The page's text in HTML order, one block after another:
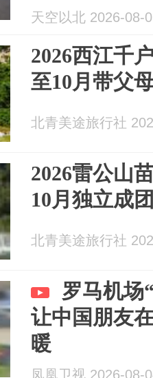
天空以北 2026-08-
2026西江千
至10月带父
北青美途旅行社
2026雷公山
10月独立成
北青美途旅行社
罗马机场
让中国朋友
暖
凤凰卫视 2026-08-